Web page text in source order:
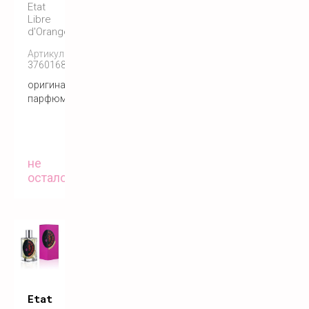
Etat
Libre
d'Orange
Артикул:
3760168591136
оригинальный
парфюм
не
осталось
Etat